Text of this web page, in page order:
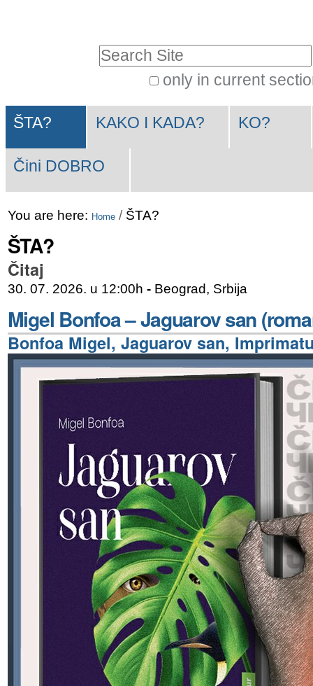
Skip
to
navigation
only in current
Search…
Navigation
ŠTA? KAKO I KADA? KO?
Čini DOBRO
You are here: Home / ŠTA?
ŠTA?
Čitaj
30. 07. 2026. u 12:00h - Beograd, Srbija
Migel Bonfoa – Jaguarov san
Bonfoa Migel, Jaguarov san,